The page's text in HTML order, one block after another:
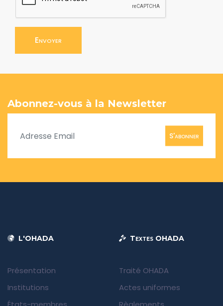
Envoyer
Abonnez-vous à la Newsletter
S'abonner
L'OHADA
Présentation
Institutions
Textes OHADA
Traité OHADA
Actes uniformes